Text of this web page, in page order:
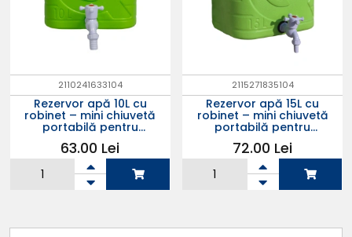
2110241633104
Rezervor apă 10L cu
robinet – mini chiuvetă
portabilă pentru
grădină, camping, fără
curent (verde)
63.00 Lei
2115271835104
Rezervor apă 15L cu
robinet – mini chiuvetă
portabilă pentru
grădină, camping, fără
curent (verde)
72.00 Lei